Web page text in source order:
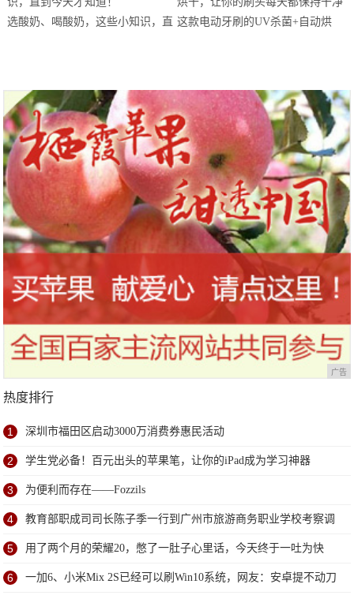
站欢乐开跑
选酸奶、喝酸奶，这些小知识，直 这款电动牙刷的UV杀菌+自动烘
广告
热度排行
1 深圳市福田区启动3000万消费券惠民活动
2 学生党必备！百元出头的苹果笔，让你的iPad成为学习神器
3 为便利而存在——Fozzils
4 教育部职成司司长陈子季一行到广州市旅游商务职业学校考察调
研
5 用了两个月的荣耀20，憋了一肚子心里话，今天终于一吐为快
6 一加6、小米Mix 2S已经可以刷Win10系统，网友：安卓提不动刀